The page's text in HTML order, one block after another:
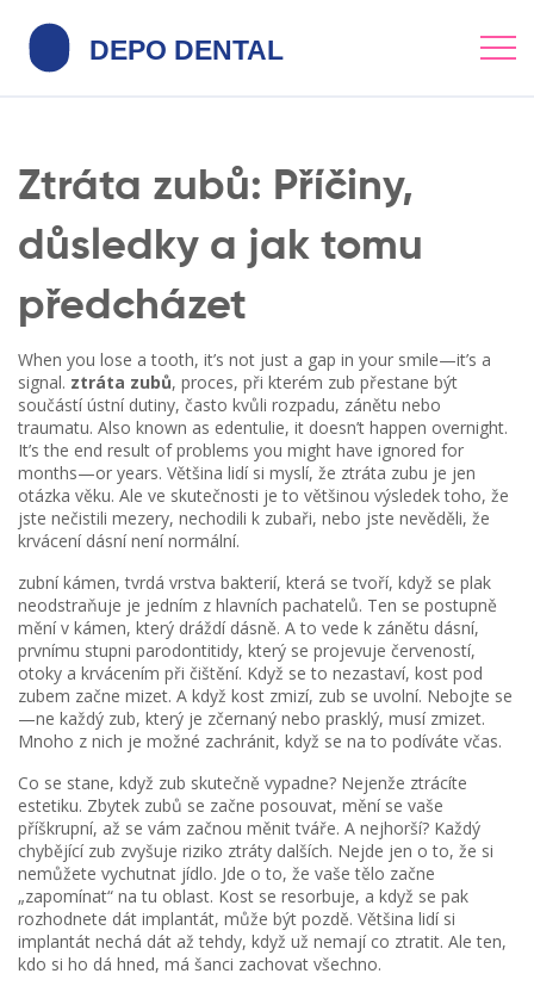
Ztráta zubů: Příčiny,
důsledky a jak tomu
předcházet
When you lose a tooth, it’s not just a gap in your smile—it’s a
signal. ztráta zubů, proces, při kterém zub přestane být
součástí ústní dutiny, často kvůli rozpadu, zánětu nebo
traumatu. Also known as edentulie, it doesn’t happen overnight.
It’s the end result of problems you might have ignored for
months—or years. Většina lidí si myslí, že ztráta zubu je jen
otázka věku. Ale ve skutečnosti je to většinou výsledek toho, že
jste nečistili mezery, nechodili k zubaři, nebo jste nevěděli, že
krvácení dásní není normální.
zubní kámen,tvrdá vrstva bakterií, která se tvoří, když se plak
neodstraňuje je jedním z hlavních pachatelů. Ten se postupně
mění v kámen, který dráždí dásně. A to vede k zánětu dásní,
prvnímu stupni parodontitidy, který se projevuje červeností,
otoky a krvácením při čištění. Když se to nezastaví, kost pod
zubem začne mizet. A když kost zmizí, zub se uvolní. Nebojte se
—ne každý zub, který je zčernaný nebo prasklý, musí zmizet.
Mnoho z nich je možné zachránit, když se na to podíváte včas.
Co se stane, když zub skutečně vypadne? Nejenže ztrácíte
estetiku. Zbytek zubů se začne posouvat, mění se vaše
příškrupní, až se vám začnou měnit tváře. A nejhorší? Každý
chybějící zub zvyšuje riziko ztráty dalších. Nejde jen o to, že si
nemůžete vychutnat jídlo. Jde o to, že vaše tělo začne
„zapomínat“ na tu oblast. Kost se resorbuje, a když se pak
rozhodnete dát implantát, může být pozdě. Většina lidí si
implantát nechá dát až tehdy, když už nemají co ztratit. Ale ten,
kdo si ho dá hned, má šanci zachovat všechno.